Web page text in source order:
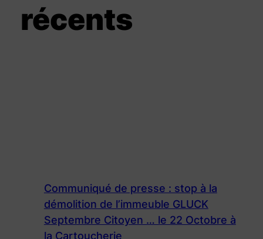
récents
Communiqué de presse : stop à la
démolition de l’immeuble GLUCK
Septembre Citoyen … le 22 Octobre à
la Cartoucherie